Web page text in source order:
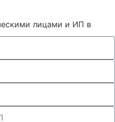
лицами и ИП в